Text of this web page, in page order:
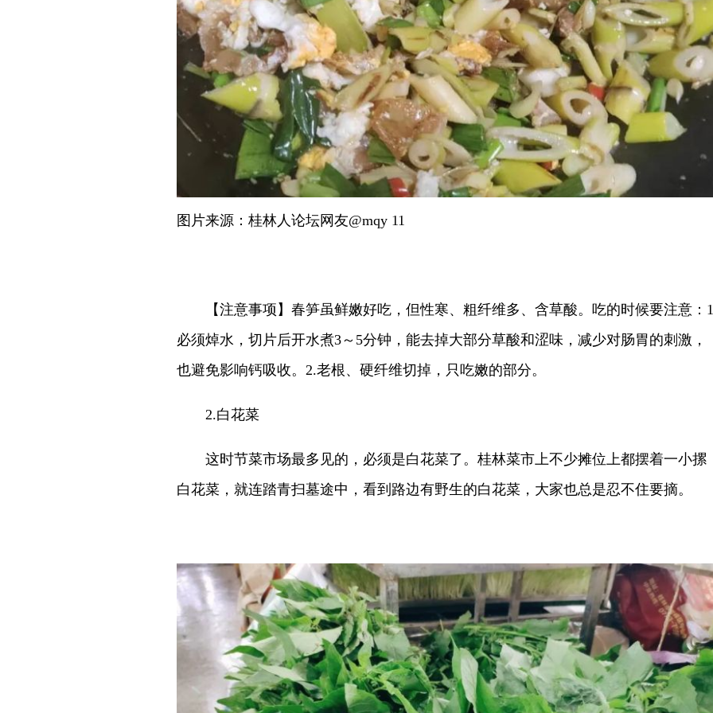
图片来源：桂林人论坛网友@mqy 11
【注意事项】春笋虽鲜嫩好吃，但性寒、粗纤维多、含草酸。吃的时候要注意：
必须焯水，切片后开水煮3～5分钟，能去掉大部分草酸和涩味，减少对肠胃的刺激，
也避免影响钙吸收。2.老根、硬纤维切掉，只吃嫩的部分。
2.白花菜
这时节菜市场最多见的，必须是白花菜了。桂林菜市上不少摊位上都摆着一小摞
白花菜，就连踏青扫墓途中，看到路边有野生的白花菜，大家也总是忍不住要摘。